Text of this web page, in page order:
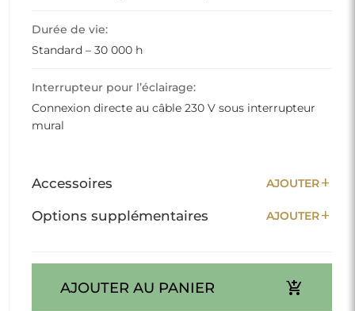
Durée de vie:
Standard – 30 000 h
Interrupteur pour l’éclairage:
Connexion directe au câble 230 V sous interrupteur
mural
Accessoires AJOUTERadd
Options supplémentaires AJOUTERadd
AJOUTER AU PANIER add_shopping_cart